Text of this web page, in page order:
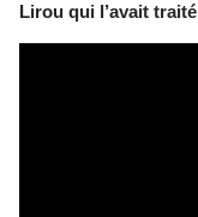
Lirou qui l’avait